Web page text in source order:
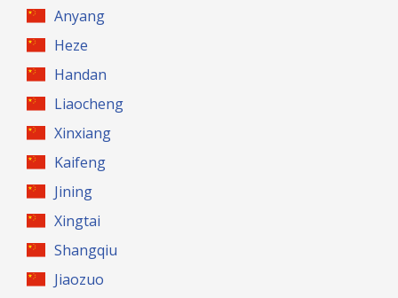
Anyang
Heze
Handan
Liaocheng
Xinxiang
Kaifeng
Jining
Xingtai
Shangqiu
Jiaozuo